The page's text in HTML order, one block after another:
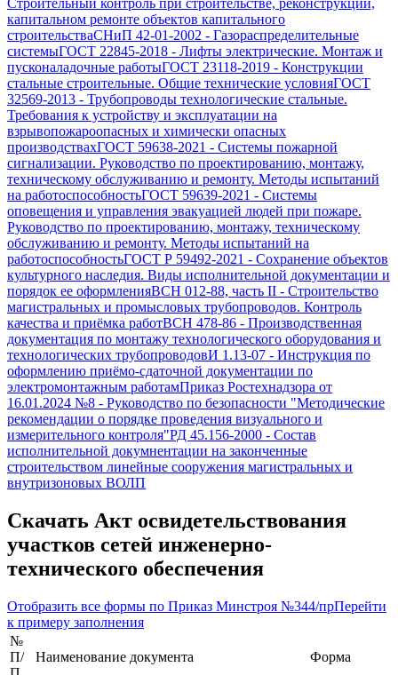
Строительный контроль при строительстве, реконструкции,
капитальном ремонте объектов капитального
строительстваСНиП 42-01-2002 - Газораспределительные
системыГОСТ 22845-2018 - Лифты электрические. Монтаж и
пусконаладочные работыГОСТ 23118-2019 - Конструкции
стальные строительные. Общие технические условияГОСТ
32569-2013 - Трубопроводы технологические стальные.
Требования к устройству и эксплуатации на
взрывопожароопасных и химически опасных
производствахГОСТ 59638-2021 - Системы пожарной
сигнализации. Руководство по проектированию, монтажу,
техническому обслуживанию и ремонту. Методы испытаний
на работоспособностьГОСТ 59639-2021 - Системы
оповещения и управления эвакуацией людей при пожаре.
Руководство по проектированию, монтажу, техническому
обслуживанию и ремонту. Методы испытаний на
работоспособностьГОСТ Р 59492-2021 - Сохранение объектов
культурного наследия. Виды исполнительной документации и
порядок ее оформленияВСН 012-88, часть II - Строительство
магистральных и промысловых трубопроводов. Контроль
качества и приёмка работВСН 478-86 - Производственная
документация по монтажу технологического оборудования и
технологических трубопроводовИ 1.13-07 - Инструкция по
оформлению приёмо-сдаточной документации по
электромонтажным работамПриказ Ростехнадзора от
16.01.2024 №8 - Руководство по безопасности "Методические
рекомендации о порядке проведения визуального и
измерительного контроля"РД 45.156-2000 - Состав
исполнительной докумнентации на законченные
строительством линейные сооружения магистральных и
внутризоновых ВОЛП
Скачать Акт освидетельствования
участков сетей инженерно-
технического обеспечения
Отобразить все формы по Приказ Минстроя №344/прПерейти
к примеру заполнения
№
П/
Наименование документа Форма